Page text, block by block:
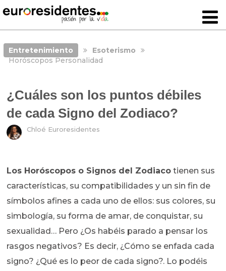
Entretenimiento
Esoterismo
Horóscopos Personalidad
¿Cuáles son los puntos débiles
de cada Signo del Zodiaco?
Chloé Euroresidentes
Los Horóscopos o Signos del Zodiaco tienen sus
características, su compatibilidades y un sin fin de
símbolos afines a cada uno de ellos: sus colores, su
simbología, su forma de amar, de conquistar, su
sexualidad… Pero ¿Os habéis parado a pensar los
rasgos negativos? Es decir, ¿Cómo se enfada cada
signo? ¿Qué es lo peor de cada signo?. Lo podéis